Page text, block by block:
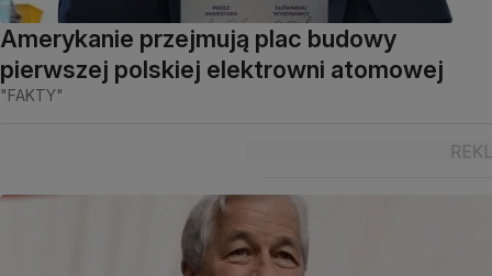
Amerykanie przejmują plac budowy
pierwszej polskiej elektrowni atomowej
"FAKTY"